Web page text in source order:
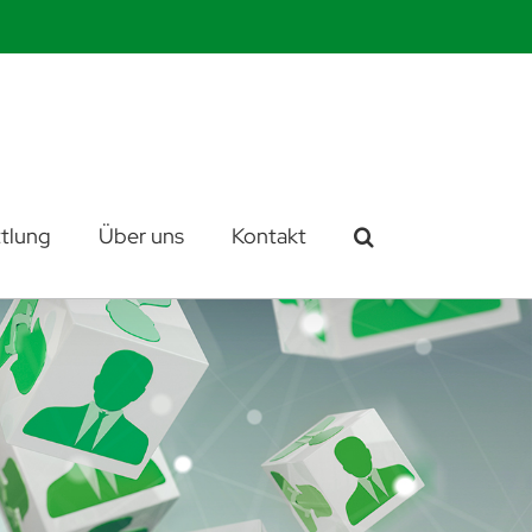
Über uns Kontakt